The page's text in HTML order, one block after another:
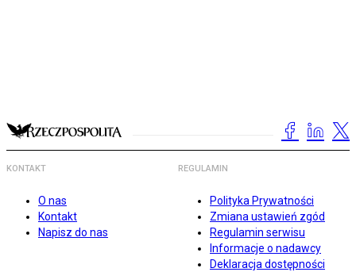
KONTAKT
O nas
Kontakt
Napisz do nas
REGULAMIN
Polityka Prywatności
Zmiana ustawień zgód
Regulamin serwisu
Informacje o nadawcy
Deklaracja dostępności